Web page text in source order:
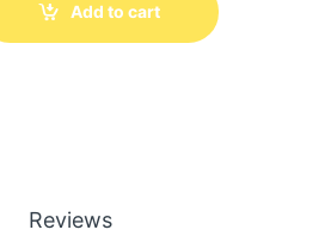
Add to cart
Reviews